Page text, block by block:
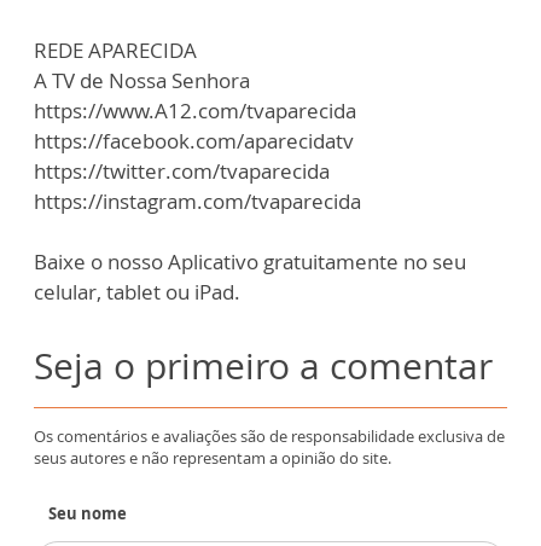
REDE APARECIDA
A TV de Nossa Senhora
https://www.A12.com/tvaparecida
https://facebook.com/aparecidatv
https://twitter.com/tvaparecida
https://instagram.com/tvaparecida
Baixe o nosso Aplicativo gratuitamente no seu
celular, tablet ou iPad.
Seja o primeiro a comentar
Os comentários e avaliações são de responsabilidade exclusiva de
seus autores e não representam a opinião do site.
Seu nome